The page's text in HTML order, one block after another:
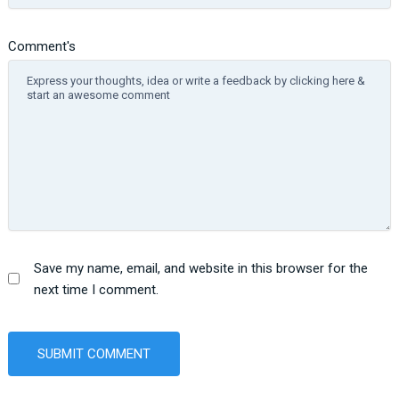
Comment's
Save my name, email, and website in this browser for the
next time I comment.